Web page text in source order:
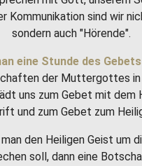
Kommunikation sind wir
sondern auch "Hörende".
eine Stunde des
der Muttergottes
uns zum Gebet mit dem
und zum Gebet zum
den Heiligen Geist um
soll, dann eine